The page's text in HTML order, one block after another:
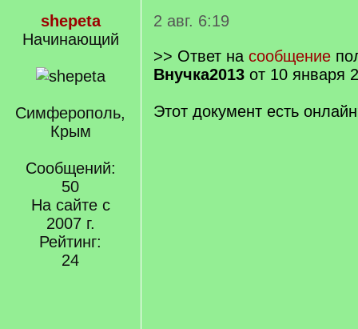
shepeta
Начинающий
Симферополь,
Крым
Сообщений:
50
На сайте с
2007 г.
Рейтинг:
24
2 авг. 6:19
>> Ответ на сообщение
Внучка2013 от 10 января
Этот документ есть